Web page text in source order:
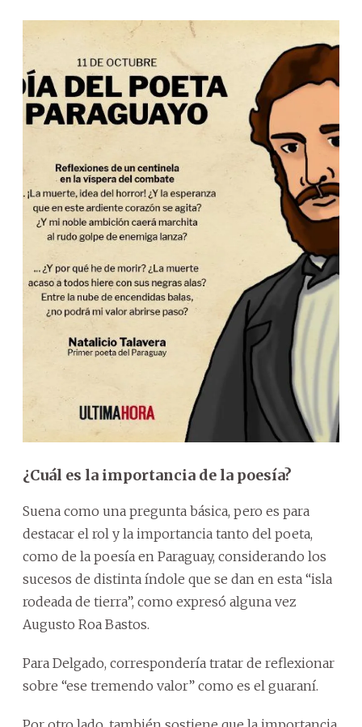
¿Cuál es la importancia de la poesía?
Suena como una pregunta básica, pero es para
destacar el rol y la importancia tanto del poeta,
como de la poesía en Paraguay, considerando los
sucesos de distinta índole que se dan en esta “isla
rodeada de tierra”, como expresó alguna vez
Augusto Roa Bastos.
Para Delgado, correspondería tratar de reflexionar
sobre “ese tremendo valor” como es el guaraní.